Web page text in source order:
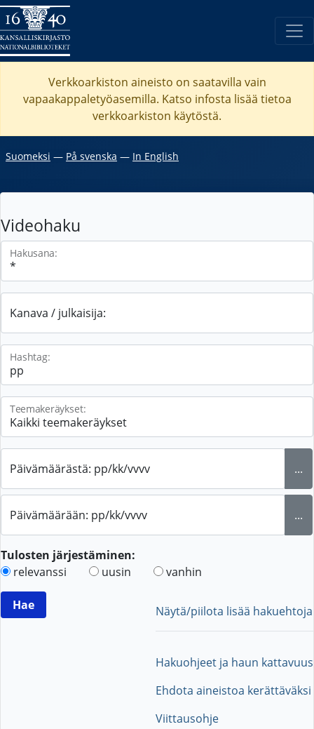
Verkkoarkiston aineisto on saatavilla vain
vapaakappaletyöasemilla. Katso infosta lisää tietoa
verkkoarkiston käytöstä.
Suomeksi ― På svenska ― In English
Videohaku
Hakusana:
Kanava / julkaisija:
Hashtag:
Teemakeräykset:
Päivämäärästä: pp/kk/vvvv ...
Päivämäärään: pp/kk/vvvv ...
Tulosten järjestäminen:
relevanssi
uusin vanhin
Näytä/piilota lisää hakuehtoja
Hakuohjeet ja haun kattavuus
Ehdota aineistoa kerättäväksi
Viittausohje